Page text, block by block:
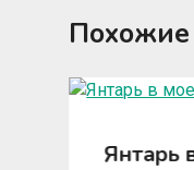
Похожие
Янтарь